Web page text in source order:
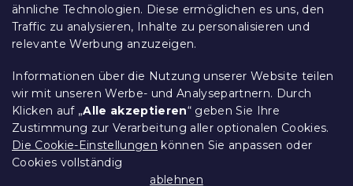
ähnliche Technologien. Diese ermöglichen es uns, den
Traffic zu analysieren, Inhalte zu personalisieren und
relevante Werbung anzuzeigen.
Informationen über die Nutzung unserer Website teilen
wir mit unseren Werbe- und Analysepartnern. Durch
Klicken auf „Alle akzeptieren“ geben Sie Ihre
Zustimmung zur Verarbeitung aller optionalen Cookies.
Die Cookie-Einstellungen können Sie anpassen oder
Cookies vollständig
ablehnen
L
i
s
e
Datenschutz
Ethischer Kodex
Für Partner
Impressum
Über uns
Treueprogramm - bis zu 10% Rabatt